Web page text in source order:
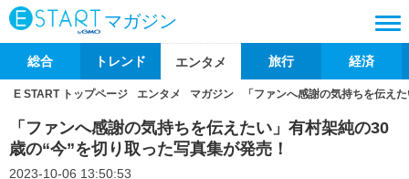
マガジン
総合 トレンド エンタメ 旅行 経済
E START トップページ エンタメ マガジン 「ファンへ感謝の気持ちを伝え
「ファンへ感謝の気持ちを伝えたい」有村架純の30
歳の“今”を切り取った写真集が発売！
2023-10-06 13:50:53